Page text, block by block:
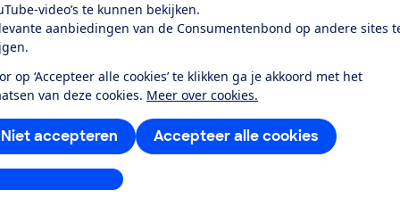
video’s te kunnen bekijken.
aanbiedingen van de Consumentenbond op andere sites
op ‘Accepteer alle cookies’ te klikken ga je akkoord met het
van deze cookies. Meer over cookies.
Accepteer alle cookies
Niet accepteren
aanpassen
toegang tot deze test?
Word lid
Al lid? Log in